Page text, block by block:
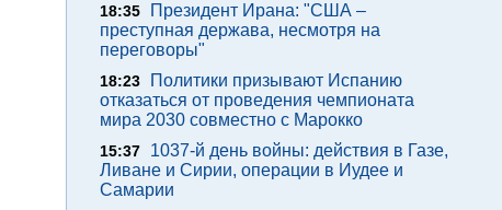
18:35
Президент Ирана: "США –
преступная держава, несмотря на
переговоры"
18:23
Политики призывают Испанию
отказаться от проведения чемпионата
мира 2030 совместно с Марокко
15:37
1037-й день войны: действия в Газе,
Ливане и Сирии, операции в Иудее и
Самарии